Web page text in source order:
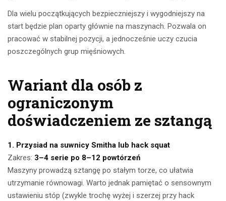
Dla wielu początkujących bezpieczniejszy i wygodniejszy na
start będzie plan oparty głównie na maszynach. Pozwala on
pracować w stabilnej pozycji, a jednocześnie uczy czucia
poszczególnych grup mięśniowych.
Wariant dla osób z
ograniczonym
doświadczeniem ze sztangą
1. Przysiad na suwnicy Smitha lub hack squat
Zakres: 3–4 serie po 8–12 powtórzeń
Maszyny prowadzą sztangę po stałym torze, co ułatwia
utrzymanie równowagi. Warto jednak pamiętać o sensownym
ustawieniu stóp (zwykle trochę wyżej i szerzej przy hack